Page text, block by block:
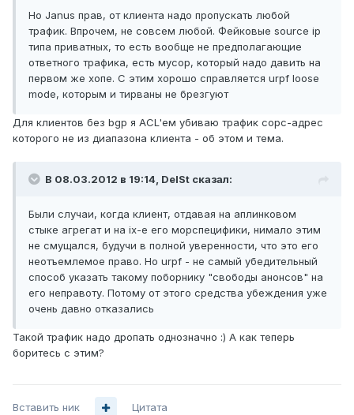
Но Janus прав, от клиента надо пропускать любой
трафик. Впрочем, не совсем любой. Фейковые source ip
типа приватных, то есть вообще не предполагающие
ответного трафика, есть мусор, который надо давить на
первом же хопе. С этим хорошо справляется urpf loose
mode, которым и тирваны не брезгуют
Для клиентов без bgp я ACL'ем убиваю трафик сорс-адрес
которого не из диапазона клиента - об этом и тема.
В 08.03.2012 в 19:14, DelSt сказал:
Были случаи, когда клиент, отдавая на аплинковом
стыке агрегат и на ix-е его морспецифики, нимало этим
не смущался, будучи в полной уверенности, что это его
неотъемлемое право. Но urpf - не самый убедительный
способ указать такому поборнику "свободы анонсов" на
его неправоту. Потому от этого средства убеждения уже
очень давно отказались
Такой трафик надо дропать однозначно :) А как теперь
боритесь с этим?
Вставить ник Цитата